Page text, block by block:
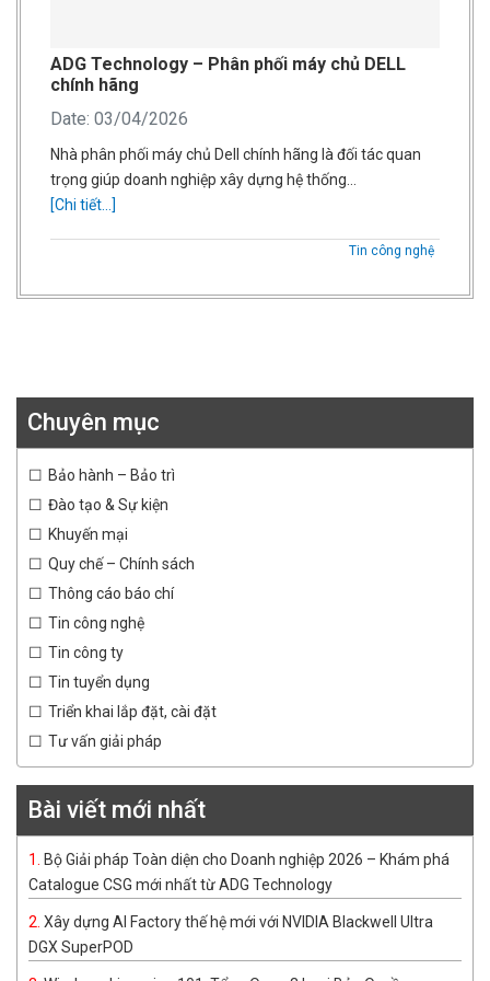
ADG Technology – Phân phối máy chủ DELL
chính hãng
Date: 03/04/2026
Nhà phân phối máy chủ Dell chính hãng là đối tác quan
trọng giúp doanh nghiệp xây dựng hệ thống…
[Chi tiết...]
Tin công nghệ
Chuyên mục
Bảo hành – Bảo trì
Đào tạo & Sự kiện
Khuyến mại
Quy chế – Chính sách
Thông cáo báo chí
Tin công nghệ
Tin công ty
Tin tuyển dụng
Triển khai lắp đặt, cài đặt
Tư vấn giải pháp
Bài viết mới nhất
Bộ Giải pháp Toàn diện cho Doanh nghiệp 2026 – Khám phá
Catalogue CSG mới nhất từ ADG Technology
Xây dựng AI Factory thế hệ mới với NVIDIA Blackwell Ultra
DGX SuperPOD